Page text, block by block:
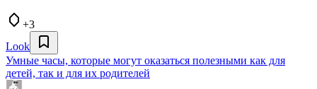
+3
Look
Умные часы, которые могут оказаться полезными как для
детей, так и для их родителей